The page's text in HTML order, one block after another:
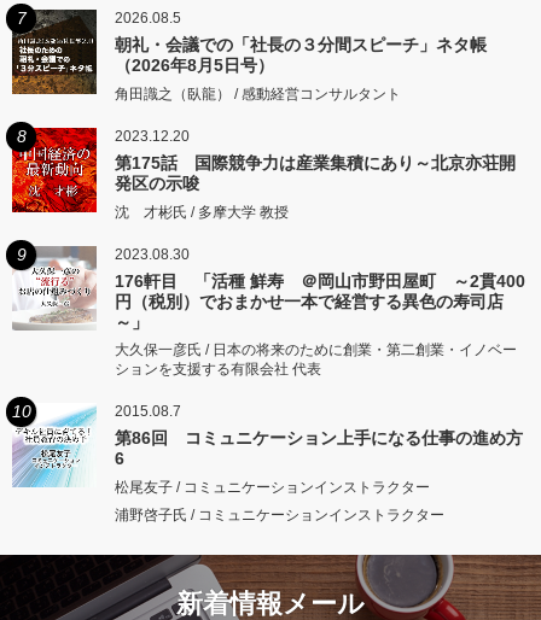
7 2026.08.5
朝礼・会議での「社長の３分間スピーチ」ネタ帳
（2026年8月5日号）
角田識之（臥龍） / 感動経営コンサルタント
8 2023.12.20
第175話 国際競争力は産業集積にあり～北京亦荘開
発区の示唆
沈 才彬氏 / 多摩大学 教授
9 2023.08.30
176軒目 「活種 鮮寿 ＠岡山市野田屋町 ～2貫400
円（税別）でおまかせ一本で経営する異色の寿司店
～」
大久保一彦氏 / 日本の将来のために創業・第二創業・イノベー
ションを支援する有限会社 代表
10 2015.08.7
第86回 コミュニケーション上手になる仕事の進め方
6
松尾友子 / コミュニケーションインストラクター
浦野啓子氏 / コミュニケーションインストラクター
新着情報メール